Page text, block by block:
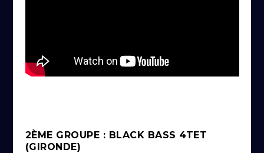
2ÈME GROUPE : BLACK BASS 4TET
(GIRONDE)